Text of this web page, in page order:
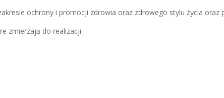
ochrony i promocji zdrowia oraz zdrowego stylu życia oraz
zmierzają do realizacji